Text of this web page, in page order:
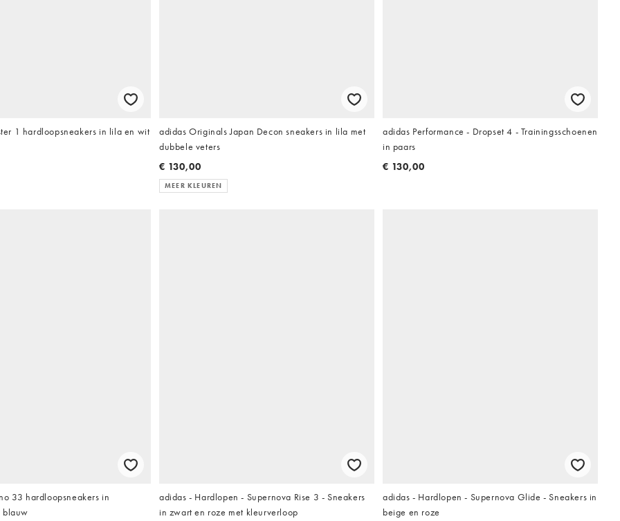
1 hardloopsneakers in lila en wit
adidas Originals Japan Decon sneakers in lila met
dubbele veters
€ 130,00
MEER KLEUREN
adidas Performance - Dropset 4 - Trainingsschoenen
in paars
€ 130,00
33 hardloopsneakers in
blauw
adidas - Hardlopen - Supernova Rise 3 - Sneakers
in zwart en roze met kleurverloop
adidas - Hardlopen - Supernova Glide - Sneakers in
beige en roze